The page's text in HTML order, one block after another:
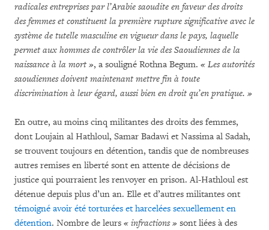
radicales entreprises par l’Arabie saoudite en faveur des droits
des femmes et constituent la première rupture significative avec le
système de tutelle masculine en vigueur dans le pays, laquelle
permet aux hommes de contrôler la vie des Saoudiennes de la
naissance à la mort », a souligné Rothna Begum. « Les autorités
saoudiennes doivent maintenant mettre fin à toute
discrimination à leur égard, aussi bien en droit qu’en pratique. »
En outre, au moins cinq militantes des droits des femmes,
dont Loujain al Hathloul, Samar Badawi et Nassima al Sadah,
se trouvent toujours en détention, tandis que de nombreuses
autres remises en liberté sont en attente de décisions de
justice qui pourraient les renvoyer en prison. Al-Hathloul est
détenue depuis plus d’un an. Elle et d’autres militantes ont
témoigné avoir été torturées et harcelées sexuellement en
détention. Nombre de leurs « infractions » sont liées à des